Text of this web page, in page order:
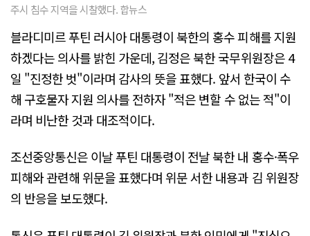
주시 침수 지역을 시찰했다. 합뉴스
블라디미르 푸틴 러시아 대통령이 북한의 홍수 피해를 지원
하겠다는 의사를 밝힌 가운데, 김정은 북한 국무위원장은 4
일 "진정한 벗"이라며 감사의 뜻을 표했다. 앞서 한국이 수
해 구호물자 지원 의사를 전하자 "적은 변할 수 없는 적"이
라며 비난한 것과 대조적이다.
조선중앙통신은 이날 푸틴 대통령이 전날 북한 내 홍수·폭우
피해와 관련해 위문을 표했다며 위문 서한 내용과 김 위원장
의 반응을 보도했다.